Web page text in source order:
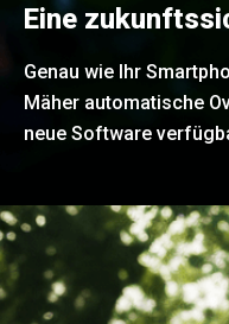
Eine
Genau wie Ihr
Mäher automatische
neue Software